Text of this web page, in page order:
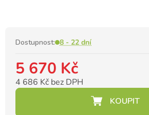
Dostupnost: 8 - 22 dní
5 670 Kč
4 686 Kč bez DPH